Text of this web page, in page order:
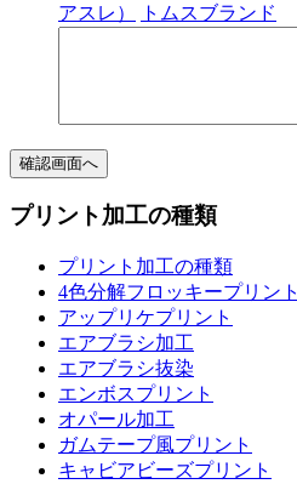
アスレ）
トムスブランド
プリント加工の種類
プリント加工の種類
4色分解フロッキープリント
アップリケプリント
エアブラシ加工
エアブラシ抜染
エンボスプリント
オパール加工
ガムテープ風プリント
キャビアビーズプリント